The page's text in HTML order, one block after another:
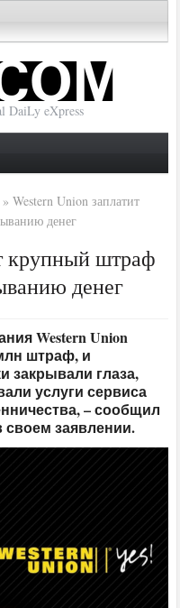
DaiLy eXpress
»Western Union заплатит
денег
крупный штраф
денег
Western Union
штраф, и
закрывали глаза,
услуги сервиса
– сообщил
заявлении.